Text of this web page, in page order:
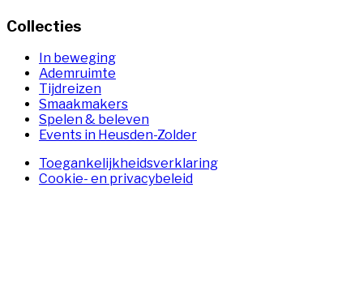
Collecties
In beweging
Ademruimte
Tijdreizen
Smaakmakers
Spelen & beleven
Events in Heusden-Zolder
Toegankelijkheidsverklaring
Cookie- en privacybeleid